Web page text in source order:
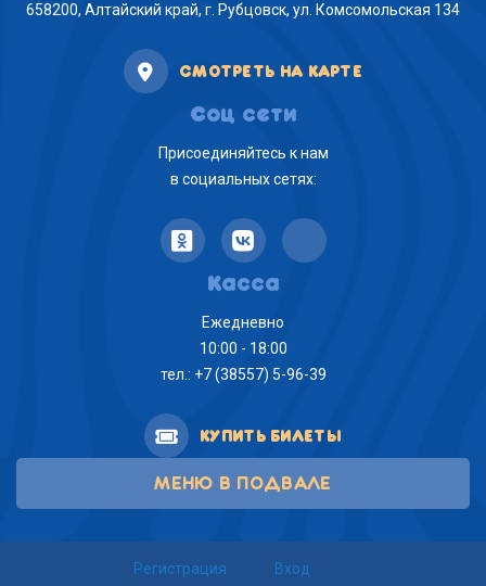
658200, Алтайский край, г. Рубцовск, ул. Комсомольская 134
СМОТРЕТЬ НА КАРТЕ
Соц сети
Присоединяйтесь к нам
в социальных сетях:
Касса
Ежедневно
10:00 - 18:00
тел.: +7 (38557) 5-96-39
КУПИТЬ БИЛЕТЫ
МЕНЮ В ПОДВАЛЕ
Регистрация Вход